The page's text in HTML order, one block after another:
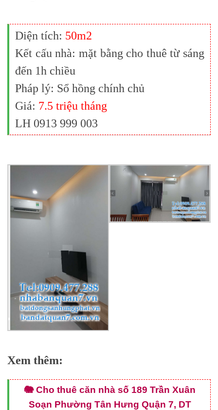
Diện tích: 50m2
Kết cấu nhà: mặt bằng cho thuê từ sáng
đến 1h chiều
Pháp lý: Sổ hồng chính chủ
Giá: 7.5 triệu tháng
LH 0913 999 003
Xem thêm:
🐘 Cho thuê căn nhà số 189 Trần Xuân
Soạn Phường Tân Hưng Quận 7, DT